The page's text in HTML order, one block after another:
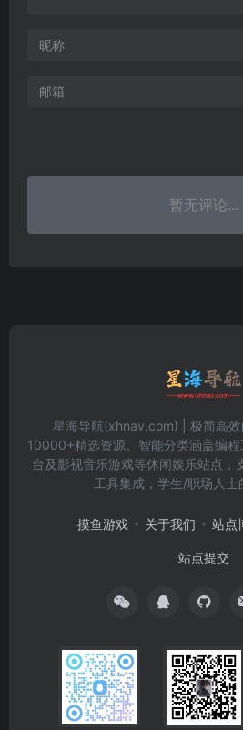
暂无评论...
星海导航(xhnav.com) | 极简高
10000+精选资源。智能分类涵盖编
台及影视音乐游戏等休闲娱乐站点，
工具集成，学生/职场人士
摸鱼游戏 关于我们 站点
站点提交